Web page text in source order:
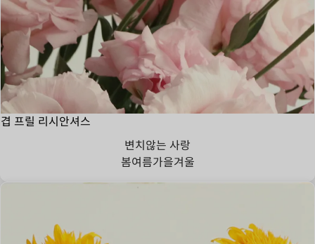
겹 프릴 리시안셔스
변치않는 사랑
봄여름가을겨울